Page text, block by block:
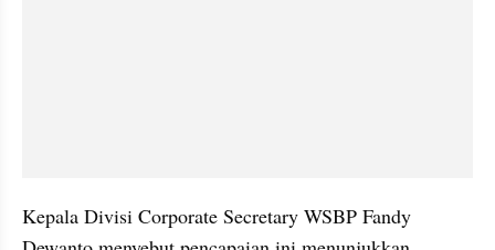
Kepala Divisi Corporate Secretary WSBP Fandy